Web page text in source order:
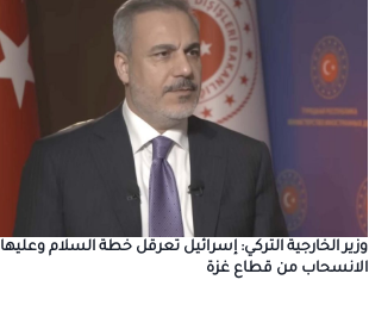
وزير الخارجية التركي: إسرائيل تعرقل خطة السلام وعليها
الانسحاب من قطاع غزة